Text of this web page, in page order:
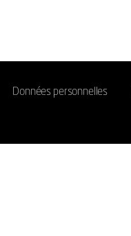
Données personnelles